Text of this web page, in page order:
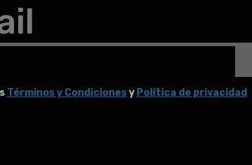
Términos y Condicionesy Política de privacidad